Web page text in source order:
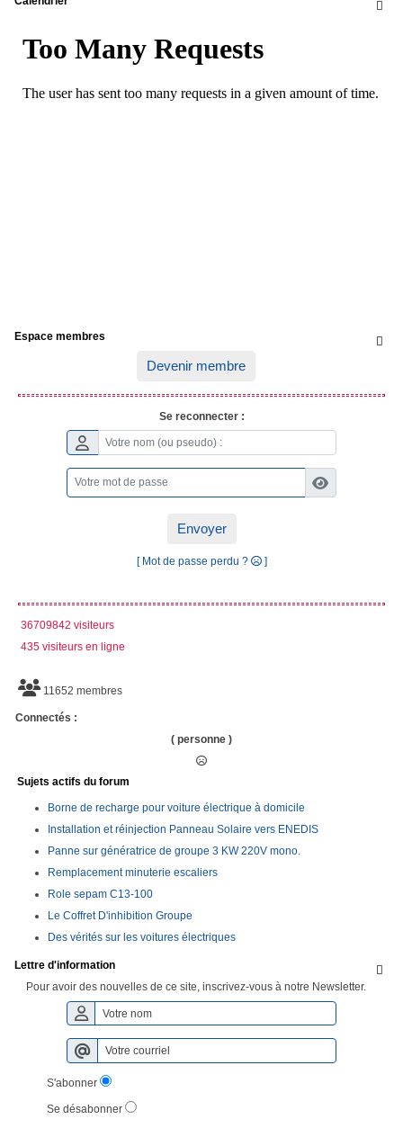


Espace membres
Devenir membre
Se reconnecter :
Envoyer
[ Mot de passe perdu ? ]
36709842 visiteurs
435 visiteurs en ligne
11652 membres
Connectés :
( personne )
Sujets actifs du forum
Borne de recharge pour voiture électrique à domicile
Installation et réinjection Panneau Solaire vers ENEDIS
Panne sur génératrice de groupe 3 KW 220V mono.
Remplacement minuterie escaliers
Role sepam C13-100
Le Coffret D'inhibition Groupe
Des vérités sur les voitures électriques

Lettre d'information
Pour avoir des nouvelles de ce site, inscrivez-vous à notre Newsletter.
S'abonner
Se désabonner